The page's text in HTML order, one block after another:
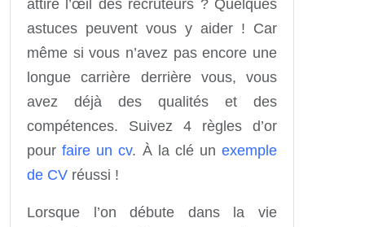
attire l’œil des recruteurs ? Quelques
astuces peuvent vous y aider ! Car
même si vous n’avez pas encore une
longue carrière derrière vous, vous
avez déjà des qualités et des
compétences. Suivez 4 règles d’or
pourfaire un cv. À la clé un exemple
de CV réussi !
Lorsque l’on débute dans la vie